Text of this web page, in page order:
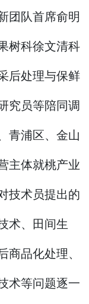
团队首席俞明
树科徐文清科
后处理与保鲜
究员等陪同调
青浦区、金山
主体就桃产业
技术员提出的
术、田间生
品化处理、
术等问题逐一